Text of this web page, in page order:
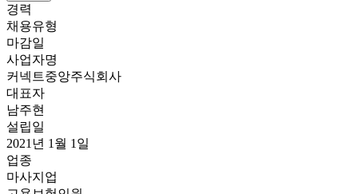
경력
채용유형
마감일
사업자명
커넥트중앙주식회사
대표자
남주현
설립일
2021년 1월 1일
업종
마사지업